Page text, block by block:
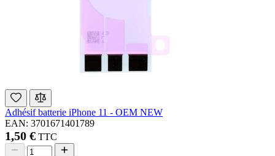
Adhésif batterie iPhone 11 - OEM NEW
EAN: 3701671401789
1,50 € TTC